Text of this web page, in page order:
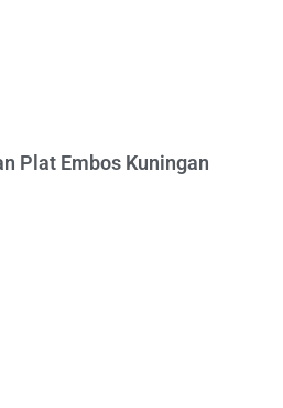
Plat Embos Kuningan